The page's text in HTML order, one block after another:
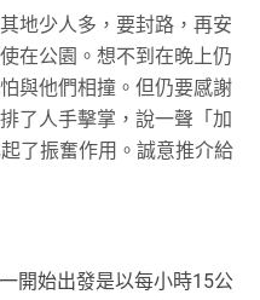
地少人多，要封路，再安
在公園。想不到在晚上仍
與他們相撞。但仍要感謝
了人手擊掌，說一聲「加
了振奮作用。誠意推介給
開始出發是以每小時15公